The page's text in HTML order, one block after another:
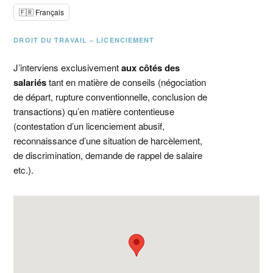
🇫🇷 Français
DROIT DU TRAVAIL – LICENCIEMENT
J’interviens exclusivementaux côtés des
salariéstant en matière de conseils (négociation
de départ, rupture conventionnelle, conclusion de
transactions) qu’en matière contentieuse
(contestation d’un licenciement abusif,
reconnaissance d’une situation de harcèlement,
de discrimination, demande de rappel de salaire
etc.).